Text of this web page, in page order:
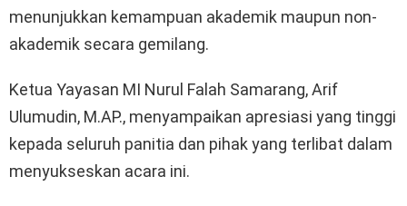
menunjukkan kemampuan akademik maupun non-
akademik secara gemilang.
Ketua Yayasan MI Nurul Falah Samarang, Arif
Ulumudin, M.AP., menyampaikan apresiasi yang tinggi
kepada seluruh panitia dan pihak yang terlibat dalam
menyukseskan acara ini.